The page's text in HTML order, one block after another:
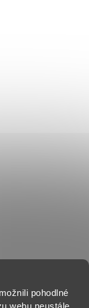
pohodlné
webu neustále